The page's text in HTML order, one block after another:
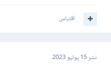
اقتباس
نشر15 يوليو 2023